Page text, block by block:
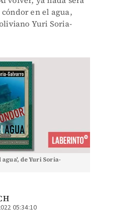
en el agua,
Yuri Soria-
de Yuri Soria-
05:34:10